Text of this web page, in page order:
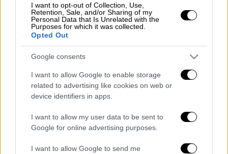
I want to opt-out of Collection, Use,
Retention, Sale, and/or Sharing of my
Personal Data that Is Unrelated with the
Purposes for which it was collected.
Opted Out
Google consents
I want to allow Google to enable storage
related to advertising like cookies on web or
device identifiers in apps.
I want to allow my user data to be sent to
Google for online advertising purposes.
I want to allow Google to send me
«Μας περιμένει ένας δύσκολος χειμώνας.
Αλλά είμαστε χαρούμενοι που δεν θα τον
αντιμετωπίσουμε μόνοι μας.
αντιμετωπίσουμε μαζί με τους εταίρους
», τόνισε ο Ζελένσκι στον Μπλίνκεν,
ευχαριστώντας τις ΗΠΑ για τη βοήθειά τους
στον ενεργειακό τομέα, ο οποίος ήταν
συστηματικά στόχος ρωσικών